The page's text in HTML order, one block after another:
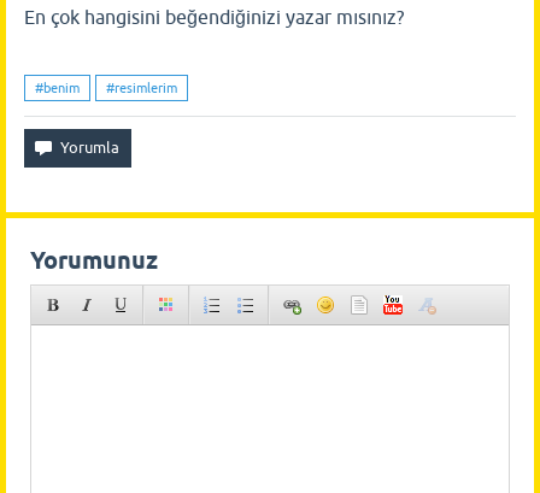
En çok hangisini beğendiğinizi yazar mısınız?
#benim #resimlerim
Yorumunuz